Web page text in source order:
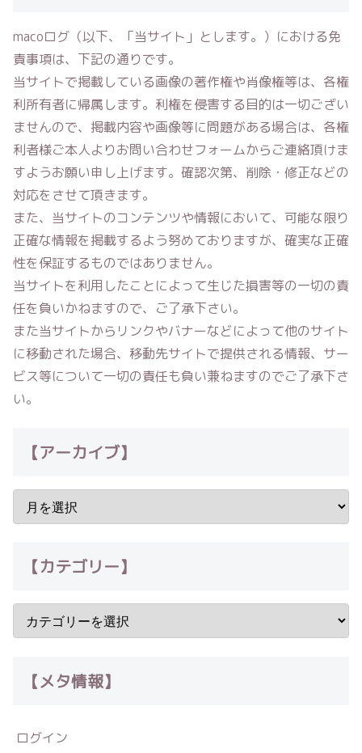
macoログ （以下、「当サイト」とします。）における免
責事項は、下記の通りです。
当サイトで掲載している画像の著作権や肖像権等は、各権
利所有者に帰属します。利権を侵害する目的は一切ござい
ませんので、掲載内容や画像等に問題がある場合は、各権
利者様ご本人よりお問い合わせフォームからご連絡頂けま
すようお願い申し上げます。確認次第、削除・修正などの
対応をさせて頂きます。
また、当サイトのコンテンツや情報において、可能な限り
正確な情報を掲載するよう努めておりますが、確実な正確
性を保証するものではありません。
当サイトを利用したことによって生じた損害等の一切の責
任を負いかねますので、ご了承下さい。
また当サイトからリンクやバナーなどによって他のサイト
に移動された場合、移動先サイトで提供される情報、サー
ビス等について一切の責任も負い兼ねますのでご了承下さ
い。
【アーカイブ】
【カテゴリー】
【メタ情報】
ログイン